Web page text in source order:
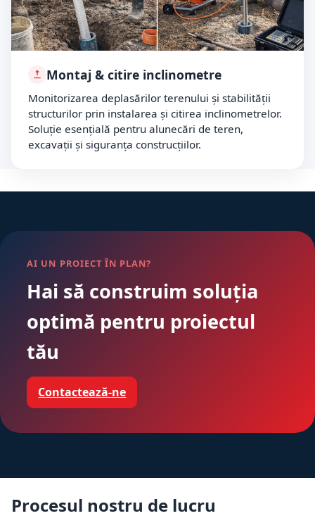
Montaj & citire inclinometre
Monitorizarea deplasărilor terenului și stabilității
structurilor prin instalarea și citirea inclinometrelor.
Soluție esențială pentru alunecări de teren,
excavații și siguranța construcțiilor.
AI UN PROIECT ÎN PLAN?
Hai să construim soluția
optimă pentru proiectul
tău
Contactează-ne
Procesul nostru de lucru